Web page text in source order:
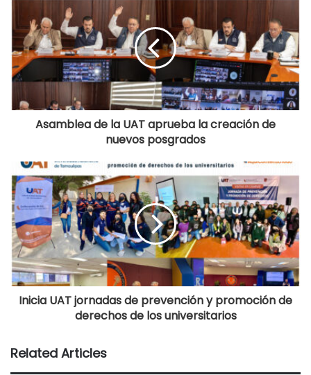
Asamblea de la UAT aprueba la creación de
nuevos posgrados
Inicia UAT jornadas de prevención y promoción de
derechos de los universitarios
Related Articles